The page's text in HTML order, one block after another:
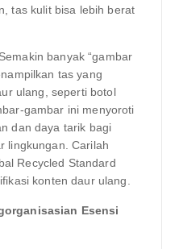
tas kulit bisa lebih berat
Semakin banyak “gambar
tas yang
ulang, seperti botol
gambar ini menyoroti
dan daya tarik bagi
lingkungan. Carilah
Recycled Standard
konten daur ulang.
Esensi